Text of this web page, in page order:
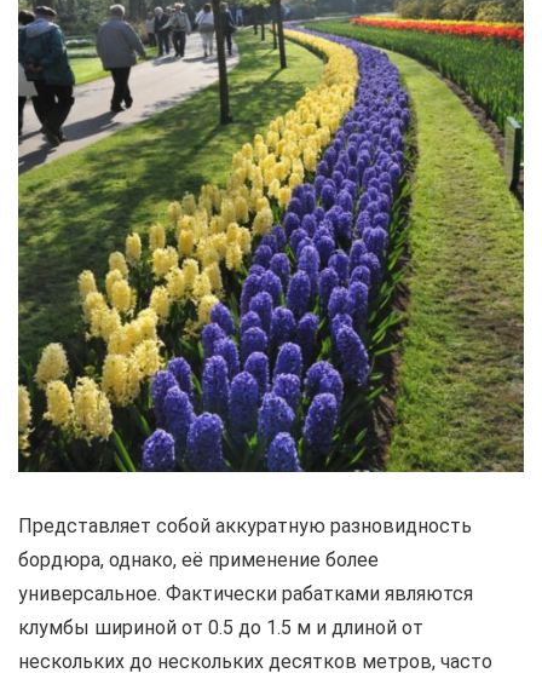
Представляет собой аккуратную разновидность
бордюра, однако, её применение более
универсальное. Фактически рабатками являются
клумбы шириной от 0.5 до 1.5 м и длиной от
нескольких до нескольких десятков метров, часто